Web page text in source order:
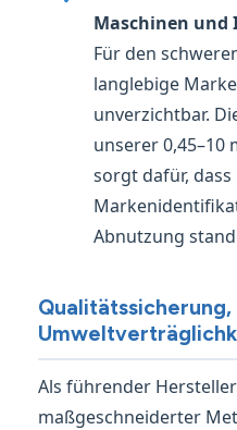
Maschinen
Für den
langlebige
unverzichtbar.
unserer 0,45–10
sorgt dafür,
Abnutzung
Als führender
maßgeschneiderter